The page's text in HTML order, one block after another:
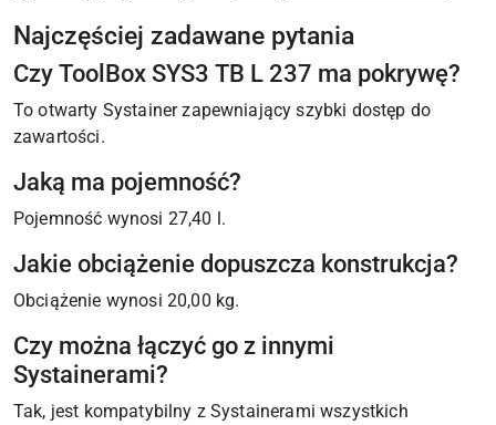
Najczęściej zadawane pytania
Czy ToolBox SYS3 TB L 237 ma pokrywę?
To otwarty Systainer zapewniający szybki dostęp do
zawartości.
Jaką ma pojemność?
Pojemność wynosi 27,40 l.
Jakie obciążenie dopuszcza konstrukcja?
Obciążenie wynosi 20,00 kg.
Czy można łączyć go z innymi
Systainerami?
Tak, jest kompatybilny z Systainerami wszystkich